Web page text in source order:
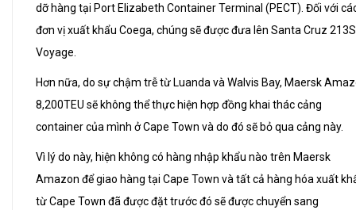
dỡ hàng tại Port Elizabeth Container Terminal (PECT). Đối với
đơn vị xuất khẩu Coega, chúng sẽ được đưa lên Santa Cruz 213S
Voyage.
Hơn nữa, do sự chậm trễ từ Luanda và Walvis Bay, Maersk
8,200TEU sẽ không thể thực hiện hợp đồng khai thác cảng
container của mình ở Cape Town và do đó sẽ bỏ qua cảng này.
Vì lý do này, hiện không có hàng nhập khẩu nào trên Maersk
Amazon để giao hàng tại Cape Town và tất cả hàng hóa xuất
từ Cape Town đã được đặt trước đó sẽ được chuyển sang